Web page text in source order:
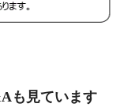
も見ています